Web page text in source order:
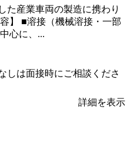
た産業車両の製造に携わり
】 ■溶接（機械溶接・一部
心に、...
しは面接時にご相談くださ
詳細を表示